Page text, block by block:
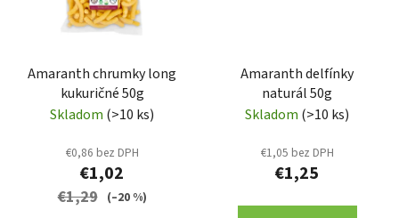
Amaranth chrumky long
kukuričné 50g
Skladom (>10 ks)
€0,86 bez DPH
€1,02
€1,29 (–20 %)
Amaranth delfínky
naturál 50g
Skladom (>10 ks)
€1,05 bez DPH
€1,25